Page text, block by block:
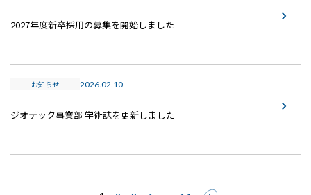
2027年度新卒採用の募集を開始しました
お知らせ 2026.02.10
ジオテック事業部 学術誌を更新しました